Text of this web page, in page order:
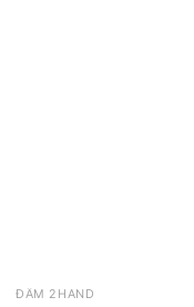
ĐẦM 2HAND